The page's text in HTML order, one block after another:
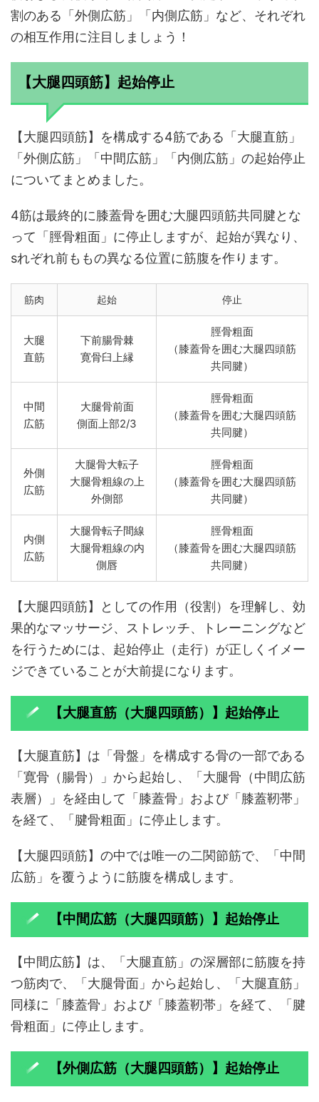
割のある「外側広筋」「内側広筋」など、それぞれ
の相互作用に注目しましょう！
【大腿四頭筋】起始停止
【大腿四頭筋】を構成する4筋である「大腿直筋」
「外側広筋」「中間広筋」「内側広筋」の起始停止
についてまとめました。
4筋は最終的に膝蓋骨を囲む大腿四頭筋共同腱とな
って「脛骨粗面」に停止しますが、起始が異なり、
sれぞれ前ももの異なる位置に筋腹を作ります。
筋肉 起始 停止
大腿
直筋
下前腸骨棘
寛骨臼上縁
脛骨粗面
（膝蓋骨を囲む大腿四頭筋
共同腱）
中間
広筋
大腿骨前面
側面上部2/3
脛骨粗面
（膝蓋骨を囲む大腿四頭筋
共同腱）
外側
広筋
大腿骨大転子
大腿骨粗線の上
外側部
脛骨粗面
（膝蓋骨を囲む大腿四頭筋
共同腱）
内側
広筋
大腿骨転子間線
大腿骨粗線の内
側唇
脛骨粗面
（膝蓋骨を囲む大腿四頭筋
共同腱）
【大腿四頭筋】としての作用（役割）を理解し、効
果的なマッサージ、ストレッチ、トレーニングなど
を行うためには、起始停止（走行）が正しくイメー
ジできていることが大前提になります。
【大腿直筋（大腿四頭筋）】起始停止
【大腿直筋】は「骨盤」を構成する骨の一部である
「寛骨（腸骨）」から起始し、「大腿骨（中間広筋
表層）」を経由して「膝蓋骨」および「膝蓋靭帯」
を経て、「腱骨粗面」に停止します。
【大腿四頭筋】の中では唯一の二関節筋で、「中間
広筋」を覆うように筋腹を構成します。
【中間広筋（大腿四頭筋）】起始停止
【中間広筋】は、「大腿直筋」の深層部に筋腹を持
つ筋肉で、「大腿骨面」から起始し、「大腿直筋」
同様に「膝蓋骨」および「膝蓋靭帯」を経て、「腱
骨粗面」に停止します。
【外側広筋（大腿四頭筋）】起始停止